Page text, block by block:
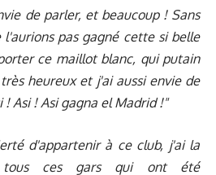
de parler, et beaucoup ! Sans
pas gagné cette si belle
ce maillot blanc, qui putain
heureux et j'ai aussi envie de
! Asi ! Asi gagna el Madrid !"
d'appartenir à ce club, j'ai la
tous ces gars qui ont été